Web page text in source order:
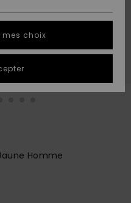
Homme
mes choix